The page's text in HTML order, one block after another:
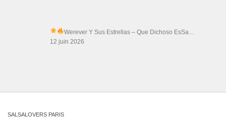
Werever Y Sus Estrellas – Que Dichoso EsSa…
12 juin 2026
SALSALOVERS PARIS